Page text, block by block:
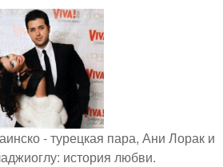
- турецкая пара, Ани Лорак и
история любви.